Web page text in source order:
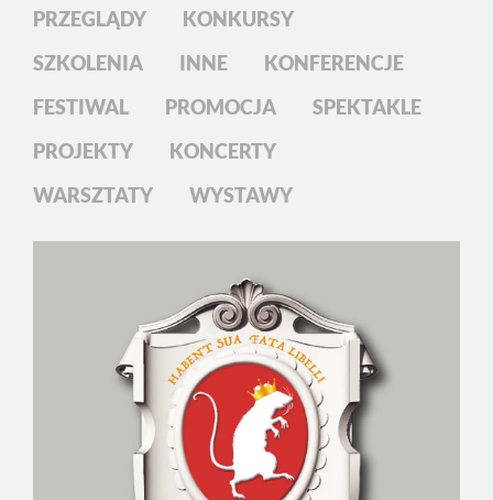
PRZEGLĄDY
KONKURSY
SZKOLENIA
INNE
KONFERENCJE
FESTIWAL
PROMOCJA
SPEKTAKLE
PROJEKTY
KONCERTY
WARSZTATY
WYSTAWY